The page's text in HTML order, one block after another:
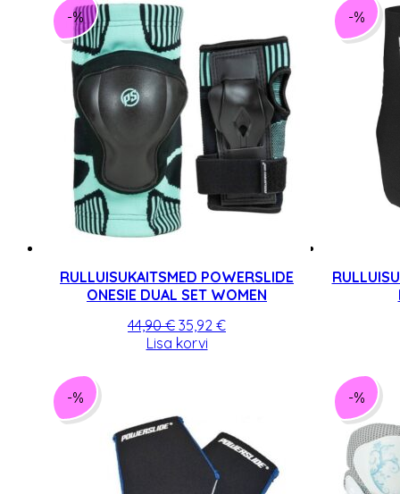
-%
RULLUISUKAITSMED POWERSLIDE
ONESIE DUAL SET WOMEN
44,90€ Algne
hind
35,92 €Praegune
Lisa korvi
-%
-% -%